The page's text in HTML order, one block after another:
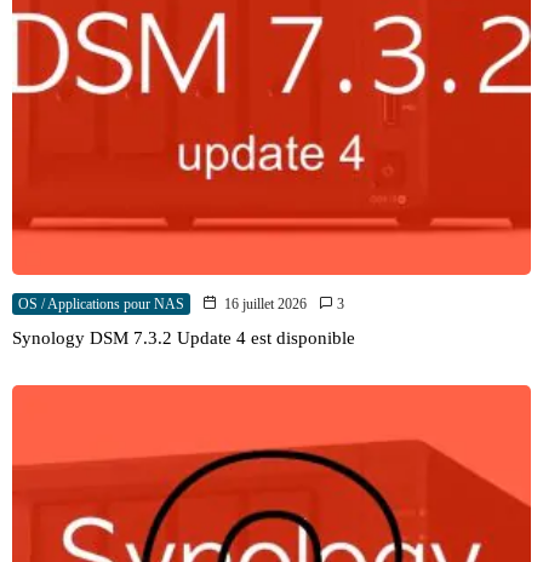
OS / Applications pour NAS 16 juillet 2026 3
Synology DSM 7.3.2 Update 4 est disponible